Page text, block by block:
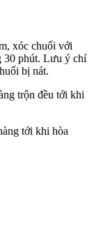
xóc chuối với
30 phút. Lưu ý chỉ
bị nát.
trộn đều tới khi
tới khi hòa